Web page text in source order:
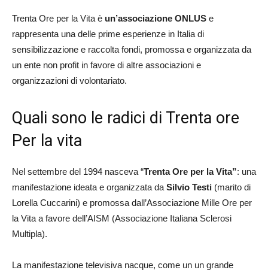
Trenta Ore per la Vita è un’associazione ONLUS e
rappresenta una delle prime esperienze in Italia di
sensibilizzazione e raccolta fondi, promossa e organizzata da
un ente non profit in favore di altre associazioni e
organizzazioni di volontariato.
Quali sono le radici di Trenta ore
Per la vita
Nel settembre del 1994 nasceva “Trenta Ore per la Vita”: una
manifestazione ideata e organizzata daSilvio Testi (marito di
Lorella Cuccarini) e promossa dall’Associazione Mille Ore per
la Vita a favore dell’AISM (Associazione Italiana Sclerosi
Multipla).
La manifestazione televisiva nacque, come un un grande